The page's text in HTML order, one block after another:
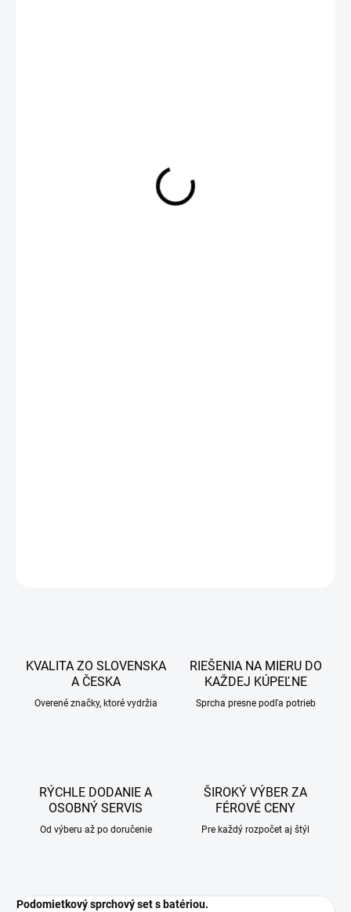
KVALITA ZO SLOVENSKA
A ČESKA
Overené značky, ktoré vydržia
RIEŠENIA NA MIERU DO
KAŽDEJ KÚPEĽNE
Sprcha presne podľa potrieb
RÝCHLE DODANIE A
OSOBNÝ SERVIS
Od výberu až po doručenie
ŠIROKÝ VÝBER ZA
FÉROVÉ CENY
Pre každý rozpočet aj štýl
Podomietkový sprchový set s batériou.